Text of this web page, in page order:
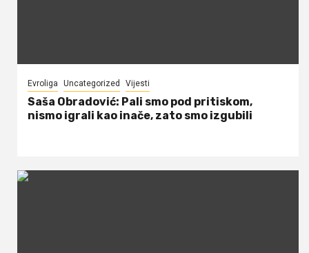
Evroliga Uncategorized Vijesti
Saša Obradović: Pali smo pod pritiskom,
nismo igrali kao inače, zato smo izgubili